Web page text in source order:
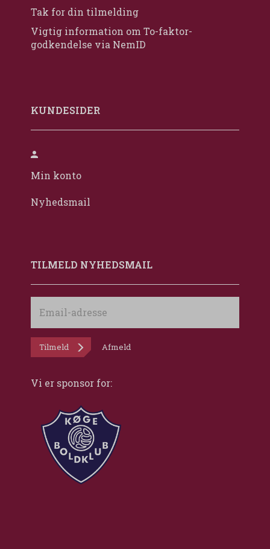
Tak for din tilmelding
Vigtig information om To-faktor-
godkendelse via NemID
KUNDESIDER
Min konto
Nyhedsmail
TILMELD NYHEDSMAIL
adresse
Tilmeld Afmeld
Vi er sponsor for: